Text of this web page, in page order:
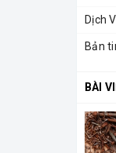
Dịch
Bản
BÀI